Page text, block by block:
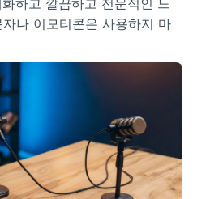
나 이모티콘은 사용하지 마